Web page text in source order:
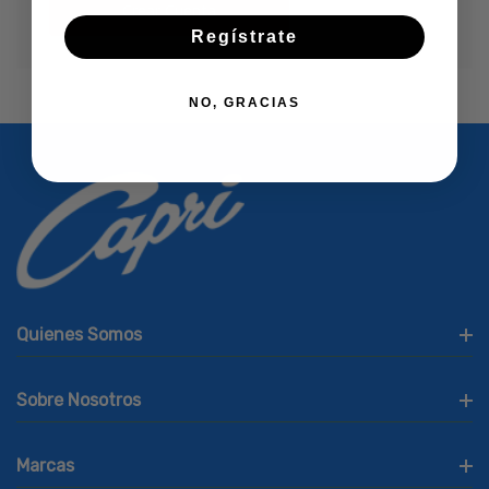
Crear Cuenta
Quienes Somos
Sobre Nosotros
Marcas
Regístrate
NO, GRACIAS